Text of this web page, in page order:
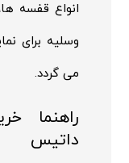
انواع قفسه
وسلیه برای
می گردد.
راهنما
داتیس